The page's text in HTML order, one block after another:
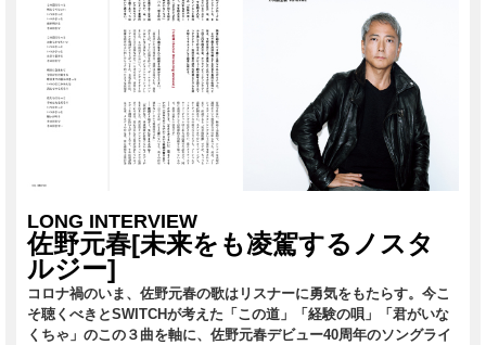
LONG INTERVIEW
佐野元春[未来をも凌駕するノスタ
ルジー]
コロナ禍のいま、佐野元春の歌はリスナーに勇気をもたらす。今こ
そ聴くべきとSWITCHが考えた「この道」「経験の唄」「君がいな
くちゃ」のこの３曲を軸に、佐野元春デビュー40周年のソングライ